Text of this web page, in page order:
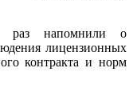
раз напомнили о
лицензионных
контракта и норм